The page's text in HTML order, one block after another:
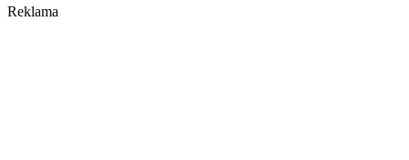
Reklama